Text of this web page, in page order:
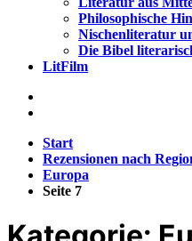
Philosophische
Nischenliteratur
Die Bibel
LitFilm
Start
Rezensionen nach
Europa
Seite 7